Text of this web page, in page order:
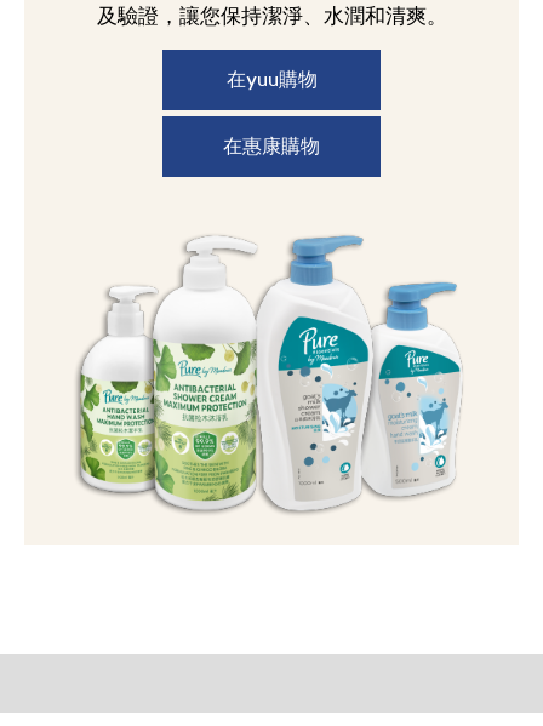
及驗證，讓您保持潔淨、水潤和清爽。
在yuu購物
在惠康購物